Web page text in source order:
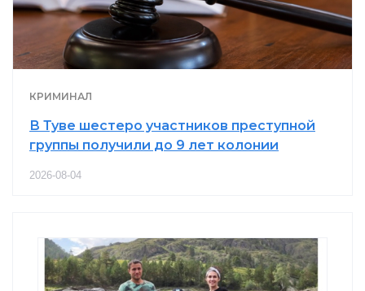
КРИМИНАЛ
В Туве шестеро участников преступной
группы получили до 9 лет колонии
2026-08-04